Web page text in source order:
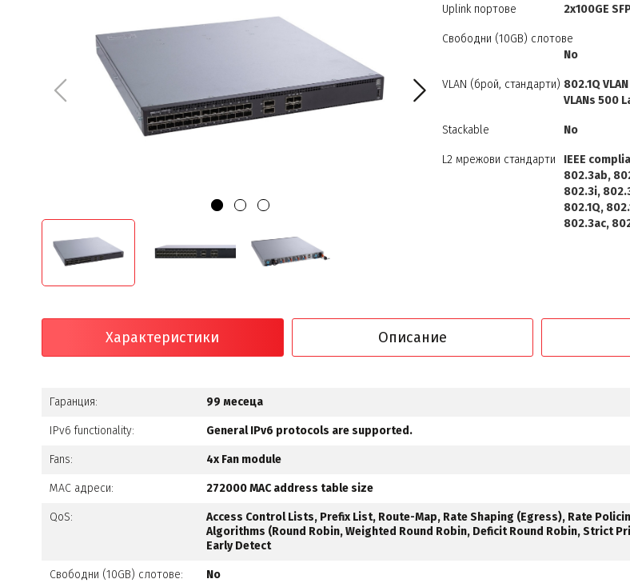
Uplink портове 2x100GE
Свободни (10GB) слотове
No
VLAN (брой, стандарти) 802.1Q
VLANs 500
Stackable No
L2 мрежови стандарти
IEEE
802.3ab,
802.3i,
802.1Q,
802.3ac,
Характеристики Описание
Гаранция: 99 месеца
IPv6 functionality: General IPv6 protocols are supported.
Fans: 4x Fan module
MAC адреси: 272000 MAC address table size
QoS:
Access Control Lists, Prefix List, Route-Map, Rate Shaping (Egress), Rate
Algorithms (Round Robin, Weighted Round Robin, Deficit Round Robin, Strict
Early Detect
Свободни (10GB) слотове: No